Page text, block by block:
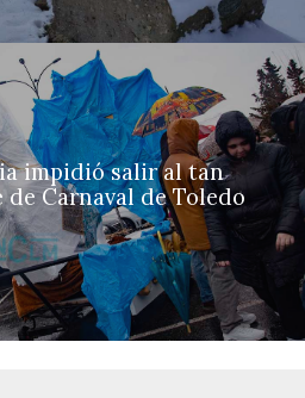
impidió salir al tan
de Carnaval de Toledo